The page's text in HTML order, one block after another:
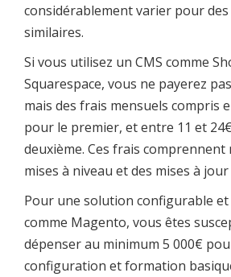
considérablement varier pour
similaires.
Si vous utilisez un CMS comme
Squarespace, vous ne payerez
mais des frais mensuels compris
pour le premier, et entre 11 et
deuxième. Ces frais
mises à niveau et des mises à
Pour une solution configurable
comme Magento, vous êtes
dépenser au minimum 5 000€
configuration et formation